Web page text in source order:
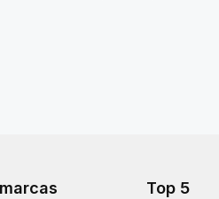
Top 5